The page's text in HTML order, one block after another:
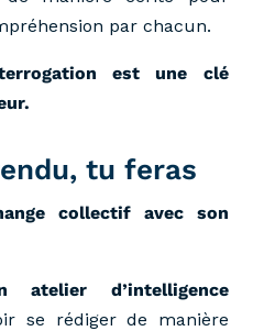
par chacun.
est une clé
tu feras
collectif avec son
atelier d’intelligence
se rédiger de manière